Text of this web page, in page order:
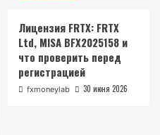
Лицензия FRTX: FRTX
Ltd, MISA BFX2025158 и
что проверить перед
регистрацией
fxmoneylab 30 июня 2026